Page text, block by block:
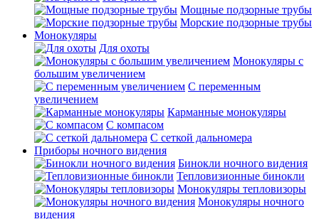
Мощные подзорные трубы
Морские подзорные трубы
Монокуляры
Для охоты
Монокуляры с
большим увеличением
С переменным
увеличением
Карманные монокуляры
С компасом
С сеткой дальномера
Приборы ночного видения
Бинокли ночного видения
Тепловизионные бинокли
Монокуляры тепловизоры
Монокуляры ночного
видения